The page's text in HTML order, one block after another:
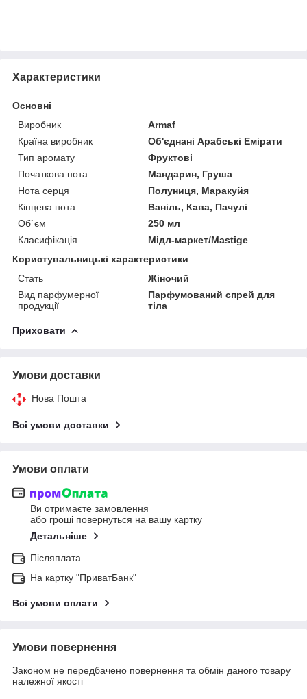
Характеристики
Основні
Виробник
Armaf
Країна виробник
Об'єднані Арабські Емірати
Тип аромату
Фруктові
Початкова нота
Мандарин, Груша
Нота серця
Полуниця, Маракуйя
Кінцева нота
Ваніль, Кава, Пачулі
Об`єм
250 мл
Класифікація
Мідл-маркет/Mastige
Користувальницькі характеристики
Стать
Жіночий
Вид парфумерної
продукції
Парфумований спрей для
тіла
Приховати
Умови доставки
Нова Пошта
Всі умови доставки
Умови оплати
Ви отримаєте замовлення
або гроші повернуться на вашу картку
Детальніше
Післяплата
На картку "ПриватБанк"
Всі умови оплати
Умови повернення
Законом не передбачено повернення та обмін даного товару
належної якості